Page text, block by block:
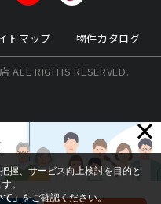
トマップ 物件カタログ
RIGHTS RESERVED.
×
握、サービス向上検討を目的と
。
て」をご確認ください。